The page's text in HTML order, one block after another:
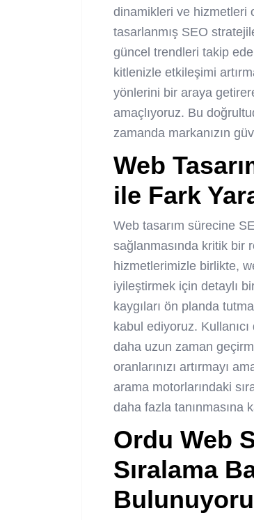
dinamikleri ve hizmetleri
tasarlanmış SEO
güncel trendleri takip
kitlenizle etkileşimi
yönlerini bir araya
amaçlıyoruz. Bu
zamanda markanızın
Web
ile Fark
Web tasarım sürecine
sağlanmasında kritik bir
hizmetlerimizle birlikte,
iyileştirmek için detaylı
kaygıları ön planda
kabul ediyoruz.
daha uzun zaman
oranlarınızı artırmayı
arama motorlarındaki
daha fazla tanınmasına
Ordu Web
Sıralama